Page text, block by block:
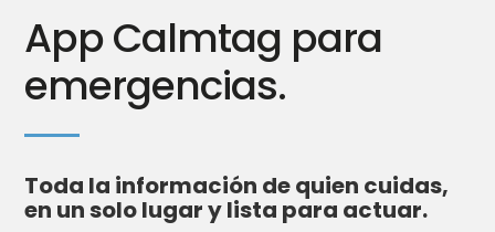
App Calmtag para
emergencias.
Toda la información de quien cuidas,
en un solo lugar y lista para actuar.